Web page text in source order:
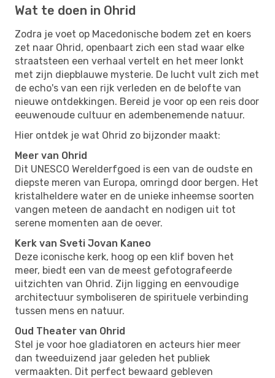
Wat te doen in Ohrid
Zodra je voet op Macedonische bodem zet en koers
zet naar Ohrid, openbaart zich een stad waar elke
straatsteen een verhaal vertelt en het meer lonkt
met zijn diepblauwe mysterie. De lucht vult zich met
de echo's van een rijk verleden en de belofte van
nieuwe ontdekkingen. Bereid je voor op een reis door
eeuwenoude cultuur en adembenemende natuur.
Hier ontdek je wat Ohrid zo bijzonder maakt:
Meer van Ohrid
Dit UNESCO Werelderfgoed is een van de oudste en
diepste meren van Europa, omringd door bergen. Het
kristalheldere water en de unieke inheemse soorten
vangen meteen de aandacht en nodigen uit tot
serene momenten aan de oever.
Kerk van Sveti Jovan Kaneo
Deze iconische kerk, hoog op een klif boven het
meer, biedt een van de meest gefotografeerde
uitzichten van Ohrid. Zijn ligging en eenvoudige
architectuur symboliseren de spirituele verbinding
tussen mens en natuur.
Oud Theater van Ohrid
Stel je voor hoe gladiatoren en acteurs hier meer
dan tweeduizend jaar geleden het publiek
vermaakten. Dit perfect bewaard gebleven